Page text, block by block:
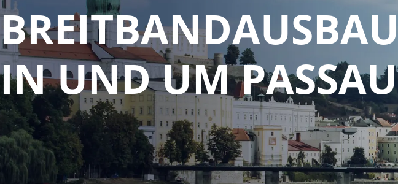
BREITBANDAUSBAU
IN UND UM PASSAU